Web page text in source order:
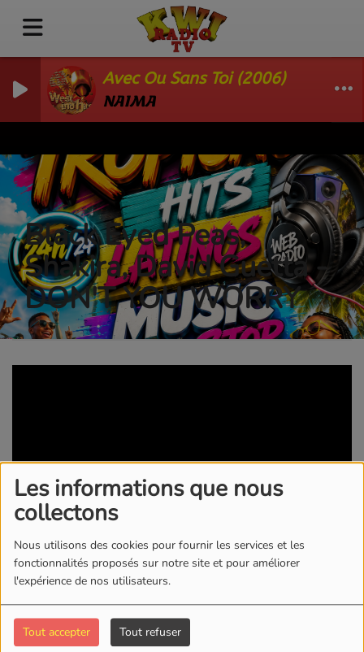
Les informations que nous
collectons
Nous utilisons des cookies pour fournir les services et les
fonctionnalités proposés sur notre site et pour améliorer
l'expérience de nos utilisateurs.
Tout accepter Tout refuser
Avec Ou Sans Toi (2006)
NAIMA
Black Eyed Peas,
Shakira, David Guetta -
DON'T YOU WORRY
19 AOÛT 2022 - 1676 VUES
KWI RADIO/TV